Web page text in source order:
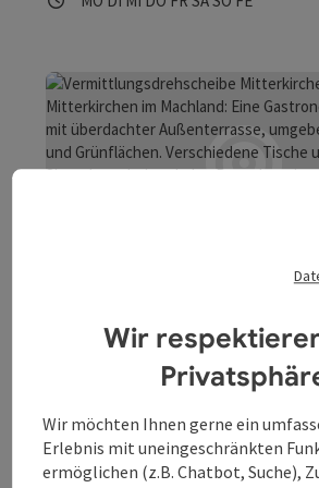
:
Mitterkirchen
Die Informations-Oase am Donauradweg
Öffnungszeiten
MOMontag geöffnet
DIDienstag geöffnet
MIMittwoch geöffnet
DODonnerstag geöffnet
FRFreitag geöffnet
SASamstag
SO Sonntag
FEFeiertag
Wir
Wir möchten Ihnen gerne ein
Erlebnis mit uneingeschränkten
ermöglichen (z.B. Chatbot, Suche),